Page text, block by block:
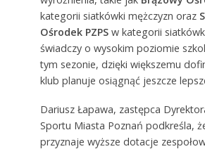
kategorii siatkówki mężczyzn oraz
Ośrodek PZPSw kategorii
świadczy o wysokim poziomie
tym sezonie, dzięki większemu
klub planuje osiągnąć jeszcze
Dariusz Łapawa, zastępca
Sportu Miasta Poznań podkreśla,
przyznaje wyższe dotacje